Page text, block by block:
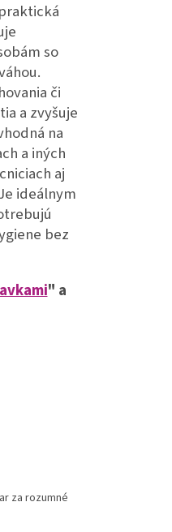
so
či
a zvyšuje
na
a iných
aj
ideálnym
bez
" a
za rozumné